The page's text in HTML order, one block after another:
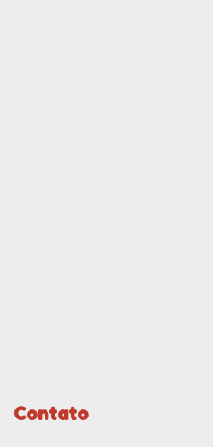
Contato